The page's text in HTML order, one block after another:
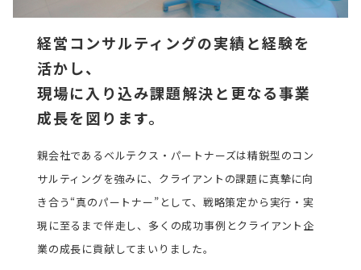
経営コンサルティングの実績と経験を
活かし、
現場に入り込み課題解決と更なる事業
成長を図ります。
親会社であるベルテクス・パートナーズは精鋭型のコン
サルティングを強みに、クライアントの課題に真摯に向
き合う“真のパートナー”として、戦略策定から実行・実
現に至るまで伴走し、多くの成功事例とクライアント企
業の成長に貢献してまいりました。